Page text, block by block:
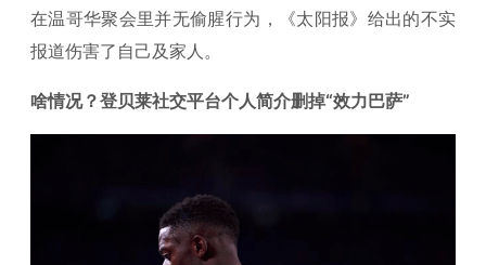
在温哥华聚会里并无偷腥行为，《太阳报》给出的不实
报道伤害了自己及家人。
啥情况？登贝莱社交平台个人简介删掉“效力巴萨”